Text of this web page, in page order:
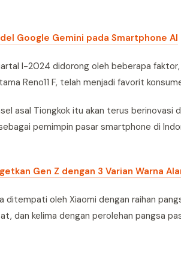
Google Gemini pada Smartphone AI
I-2024 didorong oleh beberapa
Reno11 F, telah menjadi favorit
asal Tiongkok itu akan terus berinovasi
pemimpin pasar smartphone di
Gen Z dengan 3 Varian Warna
ditempati oleh Xiaomi dengan raihan
dan kelima dengan perolehan pangsa